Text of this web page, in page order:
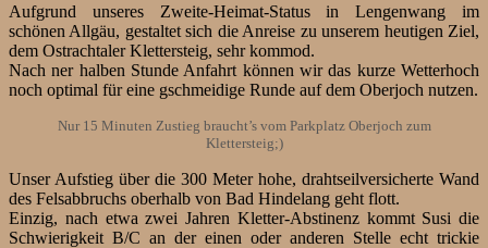
Aufgrund unseres Zweite-Heimat-Status in Lengenwang im
schönen Allgäu, gestaltet sich die Anreise zu unserem heutigen Ziel,
dem Ostrachtaler Klettersteig, sehr kommod.
Nach ner halben Stunde Anfahrt können wir das kurze Wetterhoch
noch optimal für eine gschmeidige Runde auf dem Oberjoch nutzen.
Nur 15 Minuten Zustieg braucht’s vom Parkplatz Oberjoch zum
Klettersteig;)
Unser Aufstieg über die 300 Meter hohe, drahtseilversicherte Wand
des Felsabbruchs oberhalb von Bad Hindelang geht flott.
Einzig, nach etwa zwei Jahren Kletter-Abstinenz kommt Susi die
Schwierigkeit B/C an der einen oder anderen Stelle echt trickie